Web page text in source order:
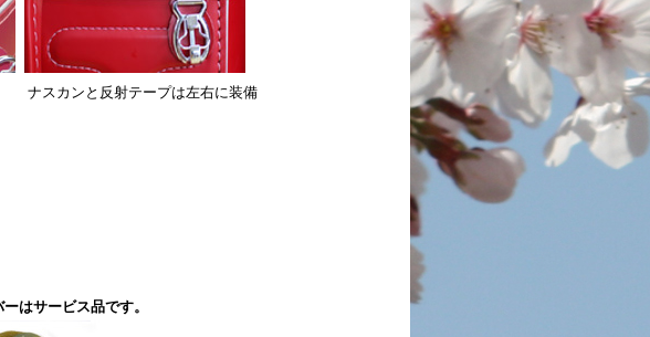
ナスカンと反射テープは左右に装備
はサービス品です。